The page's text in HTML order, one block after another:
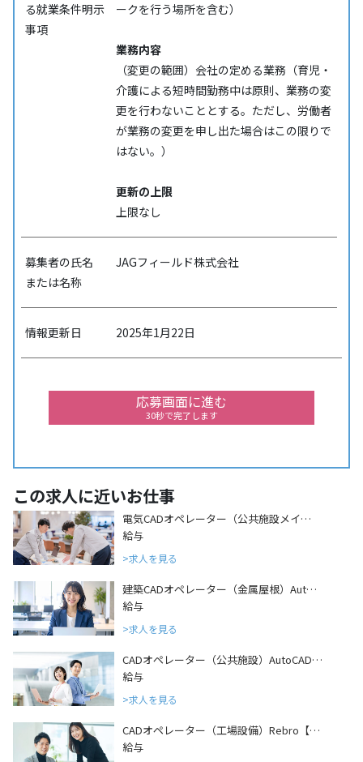
る就業条件明示
事項
ークを行う場所を含む）
業務内容
（変更の範囲）会社の定める業務（育児・
介護による短時間勤務中は原則、業務の変
更を行わないこととする。ただし、労働者
が業務の変更を申し出た場合はこの限りで
はない。）
更新の上限
上限なし
募集者の氏名
または名称
JAGフィールド株式会社
情報更新日 2025年1月22日
応募画面に進む
30秒で完了します
この求人に近いお仕事
電気CADオペレーター（公共施設メイ…
給与
求人を見る
建築CADオペレーター（金属屋根）Aut…
給与
求人を見る
CADオペレーター（公共施設）AutoCAD…
給与
求人を見る
CADオペレーター（工場設備）Rebro【…
給与